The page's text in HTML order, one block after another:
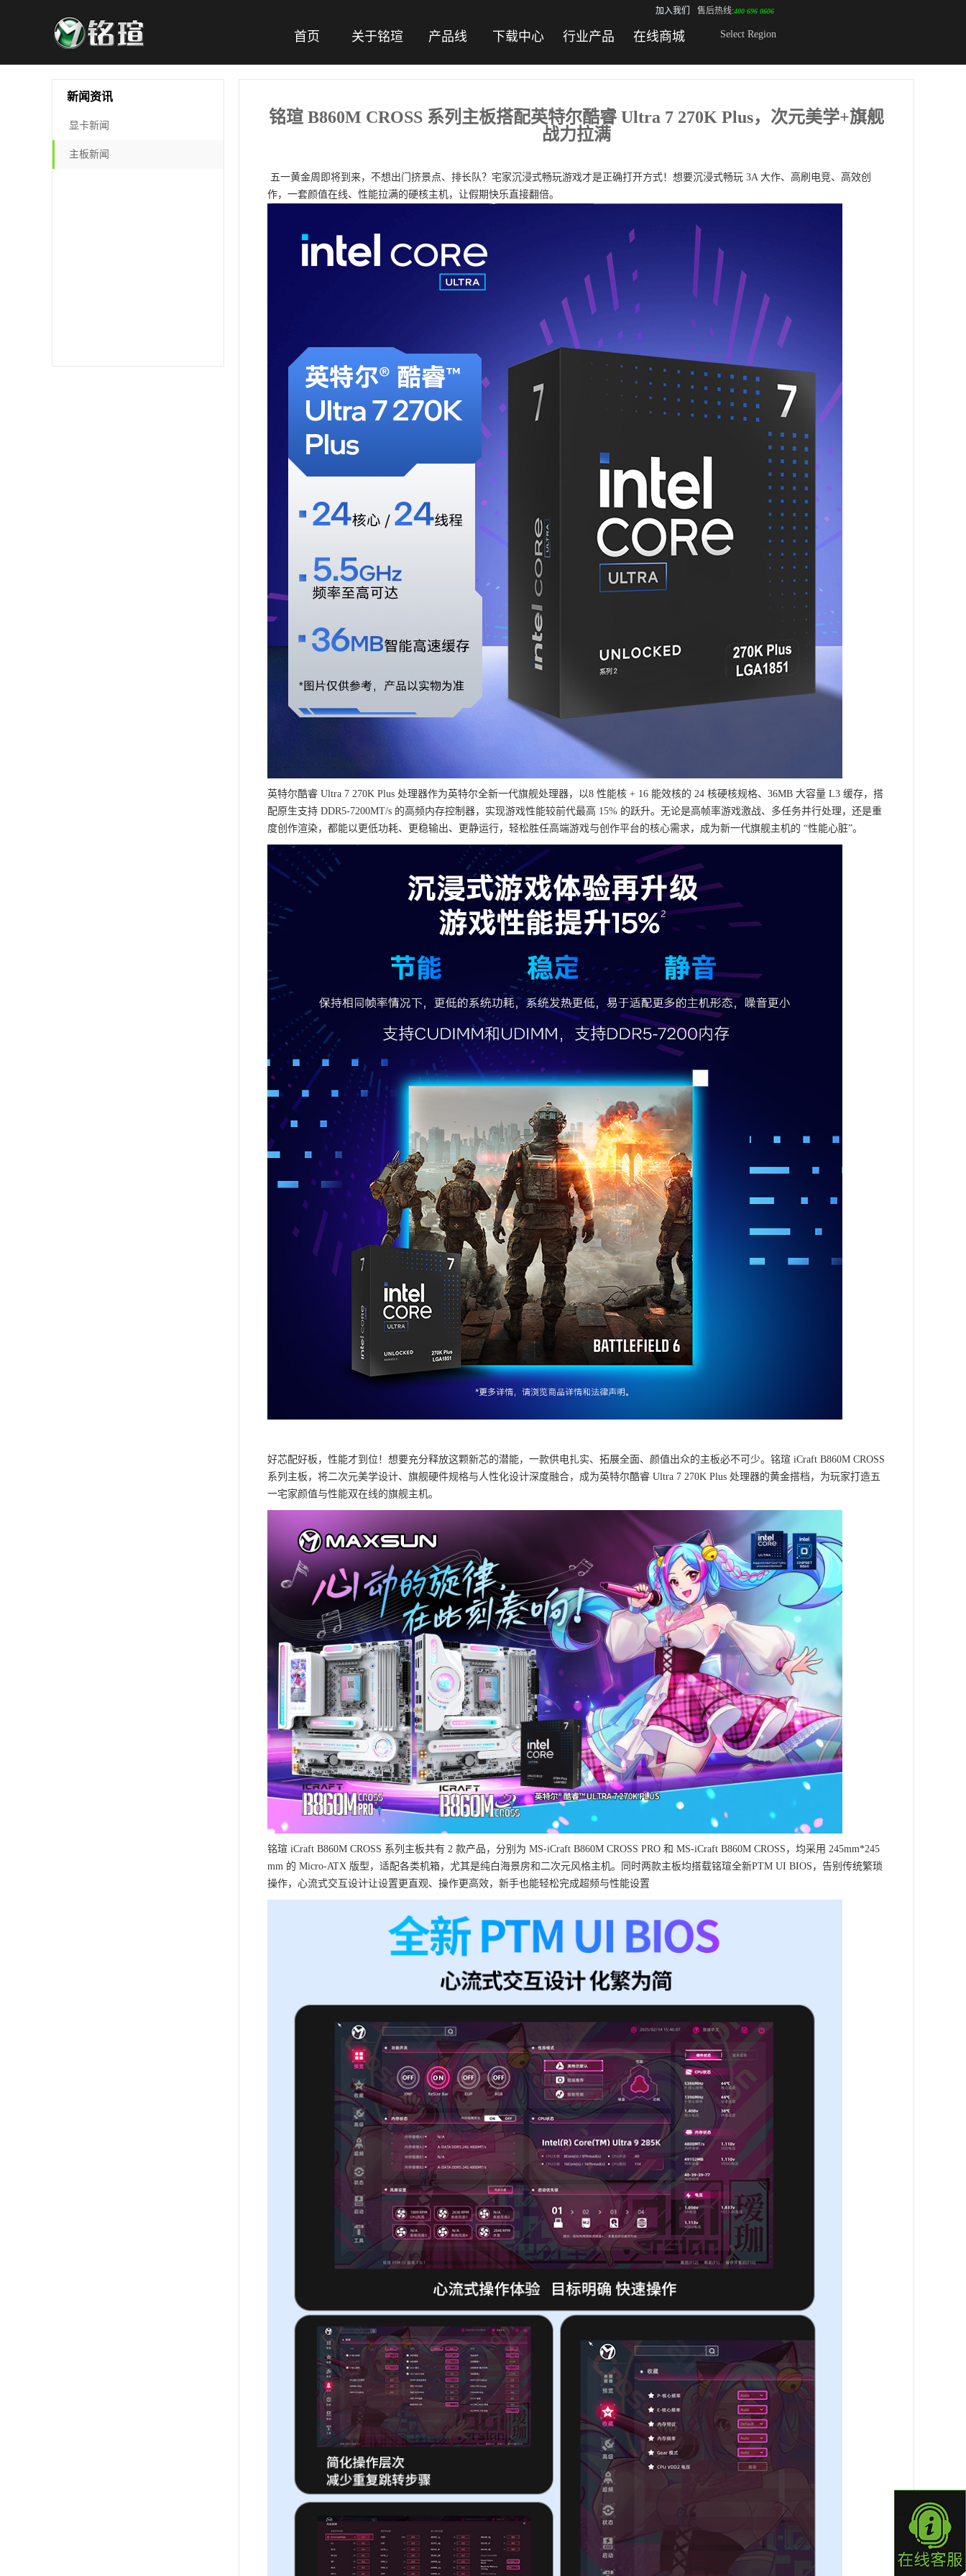
首页 关于铭瑄 产品线 下载中心 行业产品 在线商城 Select Region
加入我们 售后热线:400 696 0606
新闻资讯
显卡新闻
主板新闻
铭瑄 B860M CROSS 系列主板搭配英特尔酷睿 Ultra 7 270K Plus，次元美学+旗舰
战力拉满
五一黄金周即将到来，不想出门挤景点、排长队？宅家沉浸式畅玩游戏才是正确打开方式！想要沉浸式畅玩 3A 大作、高刷电竞、高效创
作，一套颜值在线、性能拉满的硬核主机，让假期快乐直接翻倍。
英特尔酷睿 Ultra 7 270K Plus 处理器作为英特尔全新一代旗舰处理器，以8 性能核 + 16 能效核的 24 核硬核规格、36MB 大容量 L3 缓存，搭
配原生支持 DDR5-7200MT/s 的高频内存控制器，实现游戏性能较前代最高 15% 的跃升。无论是高帧率游戏激战、多任务并行处理，还是重
度创作渲染，都能以更低功耗、更稳输出、更静运行，轻松胜任高端游戏与创作平台的核心需求，成为新一代旗舰主机的 “性能心脏”。
好芯配好板，性能才到位！想要充分释放这颗新芯的潜能，一款供电扎实、拓展全面、颜值出众的主板必不可少。铭瑄 iCraft B860M CROSS
系列主板，将二次元美学设计、旗舰硬件规格与人性化设计深度融合，成为英特尔酷睿 Ultra 7 270K Plus 处理器的黄金搭档，为玩家打造五
一宅家颜值与性能双在线的旗舰主机。
铭瑄 iCraft B860M CROSS 系列主板共有 2 款产品，分别为 MS-iCraft B860M CROSS PRO 和 MS-iCraft B860M CROSS，均采用 245mm*245
mm 的 Micro-ATX 版型，适配各类机箱，尤其是纯白海景房和二次元风格主机。同时两款主板均搭载铭瑄全新PTM UI BIOS，告别传统繁琐
操作，心流式交互设计让设置更直观、操作更高效，新手也能轻松完成超频与性能设置